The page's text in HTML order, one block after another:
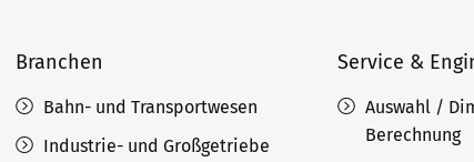
Branchen
Bahn- und Transportwesen
Industrie- und Großgetriebe
Service &
Auswahl /
Berechnung